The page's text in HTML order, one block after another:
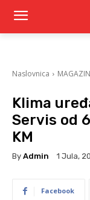
Naslovnica MAGAZIN
Klima
Servis od
KM
By Admin 1 Jula,
Facebook